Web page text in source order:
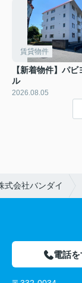
賃貸物件
【新着物件】パ
ル
2026.08.05
式会社バンダイ
電話を